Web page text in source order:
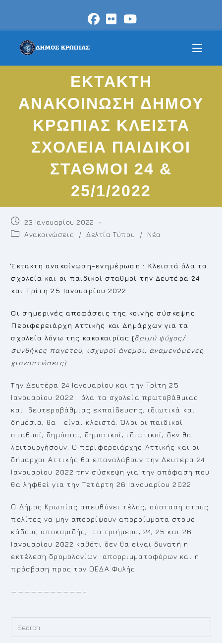
content
ΕΚΤΑΚΤΗ
ΑΝΑΚΟΙΝΩΣΗ ΔΗΜΟΥ
ΚΡΩΠΙΑΣ ΚΛΕΙΣΤΑ
ΣΧΟΛΕΙΑ ΠΑΙΔΙΚΟΙ
ΣΤΑΘΜΟΙ 24 &
25/1/2022
Post
published:
23 Ιανουαρίου 2022
PostΑνακοινώσεις / Δελτία Τύπου / Νέα
Έ κτακτη ανακοίνωση-ενημέρωση : Κλειστά όλα τα
σχολεία και οι παιδικοί σταθμοί την Δευτέρα 24
και Τρίτη 25 Ιανουαρίου 2022
Οι σημερινές αποφάσεις της κοινής σύσκεψης
Περιφερειάρχη Αττικής και Δημάρχων για τα
σχολεία λόγω της κακοκαιρίας (δριμύ ψύχος/
συνθήκες παγετού, ισχυροί άνεμοι, αναμενόμενες
χιονοπτώσεις)
Tην Δευτέρα 24 Ιανουαρίου και την Τρίτη 25
Ιανουαρίου 2022 όλα τα σχολεία πρωτοβάθμιας
και δευτεροβάθμιας εκπαίδευσης, ιδιωτικά και
δημόσια, θα είναι κλειστά. Όλοι οι παιδικοί
σταθμοί, δημόσιοι, δημοτικοί, ιδιωτικοί, δεν θα
λειτουργήσουν. Ο περιφερειάρχης Αττικής και οι
δήμαρχοι Αττικής θα επαναλάβουν την Δευτέρα 24
Ιανουαρίου 2022 την σύσκεψη για την απόφαση που
θα ληφθεί για την Τετάρτη 26 Ιανουαρίου 2022.
Ο Δήμος Κρωπίας απευθύνει τέλος, σύσταση στους
πολίτες να μην απορρίψουν απορρίμματα στους
κάδους αποκομιδής, το τριήμερο, 24, 25 και 26
Ιανουαρίου 2022 καθότι δεν θα είναι δυνατή η
εκτέλεση δρομολογίων απορριμματοφόρων και η
πρόσβαση προς τον ΟΕΔΑ Φυλής.
———————————–